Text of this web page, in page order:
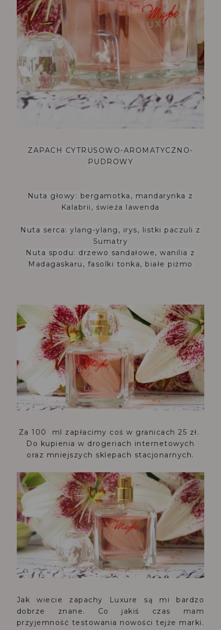
ZAPACH CYTRUSOWO-AROMATYCZNO-
PUDROWY
Nuta głowy: bergamotka, mandarynka z
Kalabrii, świeża lawenda
Nuta serca: ylang-ylang, irys, listki paczuli z
Sumatry
Nuta spodu: drzewo sandałowe, wanilia z
Madagaskaru, fasolki tonka, białe piżmo
Za 100 ml zapłacimy coś w granicach 25 zł.
Do kupienia w drogeriach internetowych
oraz mniejszych sklepach stacjonarnych.
Jak wiecie zapachy Luxure są mi bardzo
dobrze znane. Co jakiś czas mam
przyjemność testowania nowości tejże marki.